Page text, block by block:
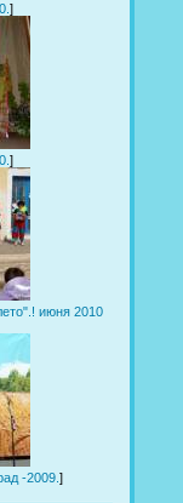
]
]
июня 2010
-2009. ]